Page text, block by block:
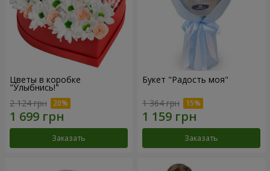
Цветы в коробке
"Улыбнись!"
2 124 грн
Заказать
Букет "Радость моя"
1 364 грн
Заказать